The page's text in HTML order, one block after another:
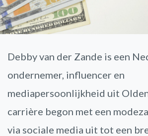
Debby van der Zande is een
ondernemer, influencer en
mediapersoonlijkheid uit
carrière begon met een
via sociale media uit tot een